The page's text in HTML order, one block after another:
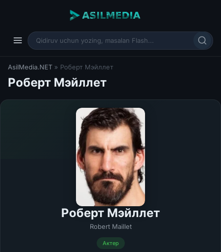
AsilMedia.NET » Роберт Мэйллет
Роберт Мэйллет
Роберт Мэйллет
Robert Maillet
Актер